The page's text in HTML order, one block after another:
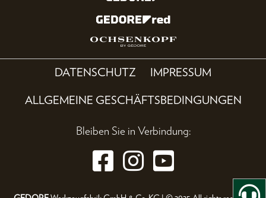
DATENSCHUTZ IMPRESSUM
ALLGEMEINE GESCHÄFTSBEDINGUNGEN
Bleiben Sie in Verbindung: